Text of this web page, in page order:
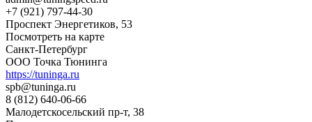
+7 (921) 797-44-30
Проспект Энергетиков, 53
Посмотреть на карте
Санкт-Петербург
ООО Точка Тюнинга
https://tuninga.ru
spb@tuninga.ru
8 (812) 640-06-66
Малодетскосельский пр-т, 38